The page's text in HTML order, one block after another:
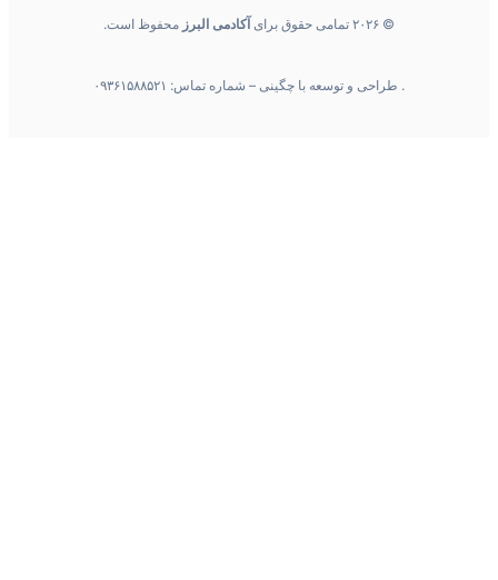
آکادمی البرزمحفوظ است.
. طراحی و توسعه با چگینی – شماره تماس: ۰۹۳۶۱۵۸۸۵۲۱